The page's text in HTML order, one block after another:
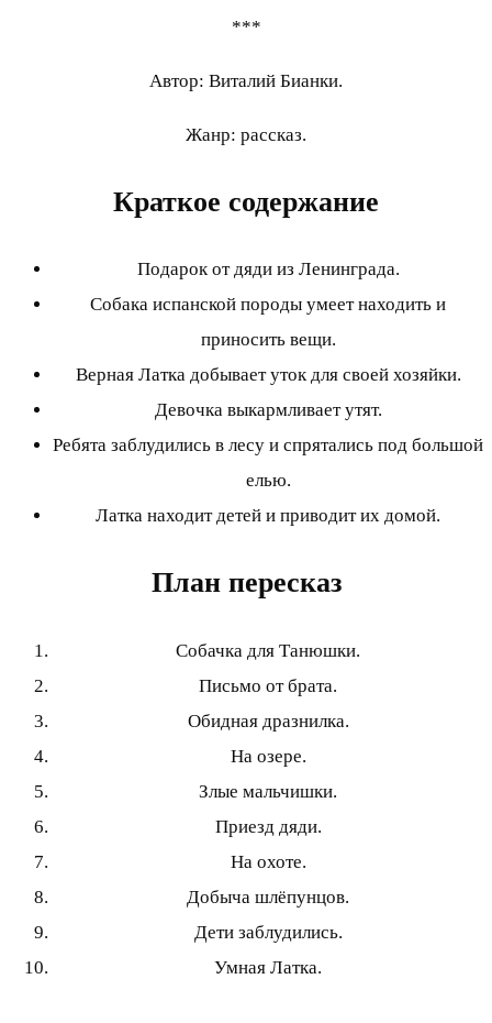
***
Автор: Виталий Бианки.
Жанр: рассказ.
Краткое содержание
Подарок от дяди из Ленинграда.
Собака испанской породы умеет находить и
приносить вещи.
Верная Латка добывает уток для своей хозяйки.
Девочка выкармливает утят.
Ребята заблудились в лесу и спрятались под большой
елью.
Латка находит детей и приводит их домой.
План пересказ
Собачка для Танюшки.
Письмо от брата.
Обидная дразнилка.
На озере.
Злые мальчишки.
Приезд дяди.
На охоте.
Добыча шлёпунцов.
Дети заблудились.
Умная Латка.